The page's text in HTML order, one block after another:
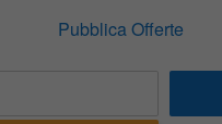
Pubblica Offerte